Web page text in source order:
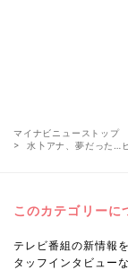
マイナビニューストップ
水卜アナ、夢だった…
このカテゴリーに
テレビ番組の新情報
タッフインタビュー